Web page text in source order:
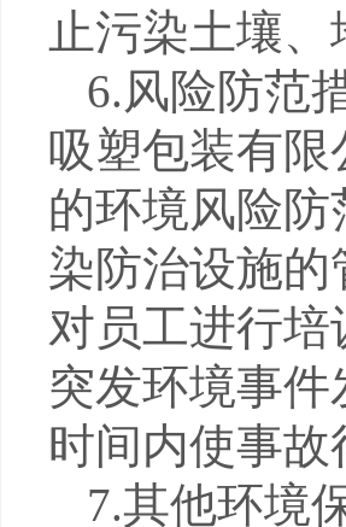
止污染土壤
6.风险防范
吸塑包装有
的环境风险
染防治设施
对员工进行
突发环境事
时间内使事
7.其他环境